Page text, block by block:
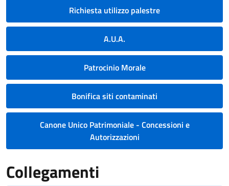
Richiesta utilizzo palestre
A.U.A.
Patrocinio Morale
Bonifica siti contaminati
Canone Unico Patrimoniale - Concessioni e
Autorizzazioni
Collegamenti